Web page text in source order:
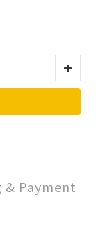
& Payment